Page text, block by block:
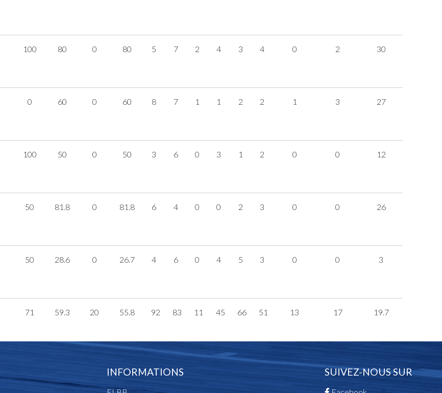
100 80 0 80 5 7 2 4 3 4 0 2 30
0 60 0 60 8 7 1 1 2 2 1 3 27
100 50 0 50 3 6 0 3 1 2 0 0 12
50 81.8 0 81.8 6 4 0 0 2 3 0 0 26
50 28.6 0 26.7 4 6 0 4 5 3 0 0 3
71 59.3 20 55.8 92 83 11 45 66 51 13 17 19.7
INFORMATIONS SUIVEZ-NOUS SUR